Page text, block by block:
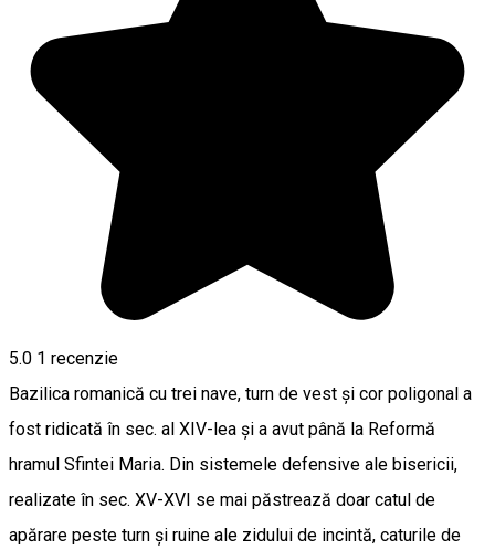
5.0 1 recenzie
Bazilica romanică cu trei nave, turn de vest şi cor poligonal a
fost ridicată în sec. al XIV-lea şi a avut până la Reformă
hramul Sfintei Maria. Din sistemele defensive ale bisericii,
realizate în sec. XV-XVI se mai păstrează doar catul de
apărare peste turn şi ruine ale zidului de incintă, caturile de